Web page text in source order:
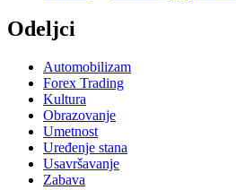
Odeljci
Automobilizam
Forex Trading
Kultura
Obrazovanje
Umetnost
Uređenje stana
Usavršavanje
Zabava